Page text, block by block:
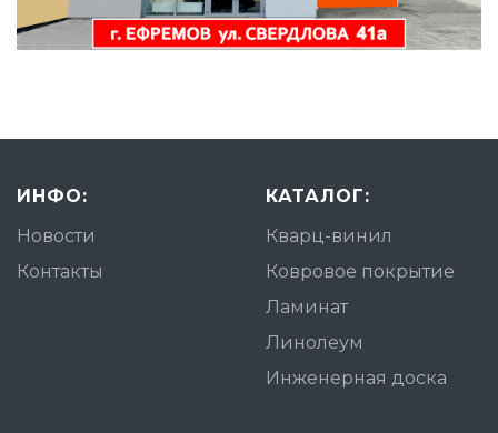
ИНФО:
Новости
Контакты
КАТАЛОГ:
Кварц-винил
Ковровое покрытие
Ламинат
Линолеум
Инженерная доска